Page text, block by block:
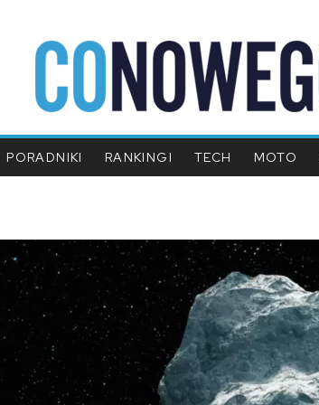
PORADNIKI RANKINGI TECH MOTO